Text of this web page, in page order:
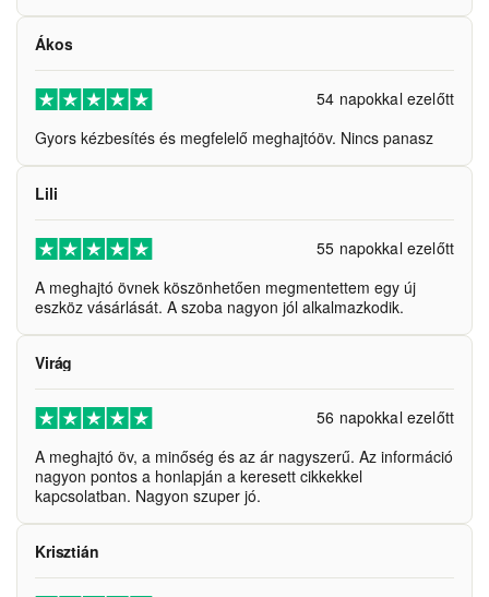
Ákos
54 napokkal ezelőtt
Gyors kézbesítés és megfelelő meghajtóöv. Nincs panasz
Lili
55 napokkal ezelőtt
A meghajtó övnek köszönhetően megmentettem egy új
eszköz vásárlását. A szoba nagyon jól alkalmazkodik.
Virág
56 napokkal ezelőtt
A meghajtó öv, a minőség és az ár nagyszerű. Az információ
nagyon pontos a honlapján a keresett cikkekkel
kapcsolatban. Nagyon szuper jó.
Krisztián